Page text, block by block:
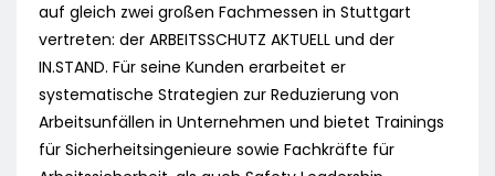
auf gleich zwei großen Fachmessen in Stuttgart
vertreten: der ARBEITSSCHUTZ AKTUELL und der
IN.STAND. Für seine Kunden erarbeitet er
systematische Strategien zur Reduzierung von
Arbeitsunfällen in Unternehmen und bietet Trainings
für Sicherheitsingenieure sowie Fachkräfte für